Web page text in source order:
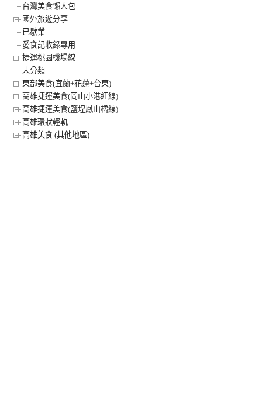
台灣美食懶人包
國外旅遊分享
已歇業
愛食記收錄專用
捷運桃園機場線
未分類
東部美食(宜蘭+花蓮+台東)
高雄捷運美食(岡山小港紅線)
高雄捷運美食(鹽埕鳳山橘線)
高雄環狀輕軌
高雄美食 (其他地區)